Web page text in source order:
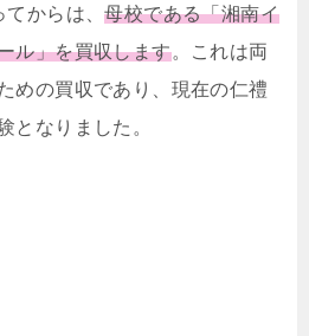
てからは、母校である「湘南イ
ル」を買収します。これは両
めの買収であり、現在の仁禮
となりました。